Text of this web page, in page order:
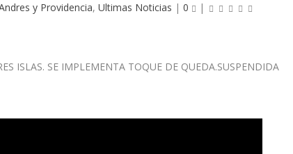
y Providencia,Ultimas Noticias |0 |